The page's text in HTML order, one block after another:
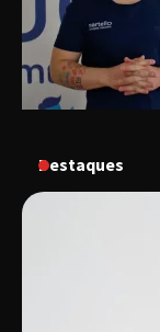
Destaques